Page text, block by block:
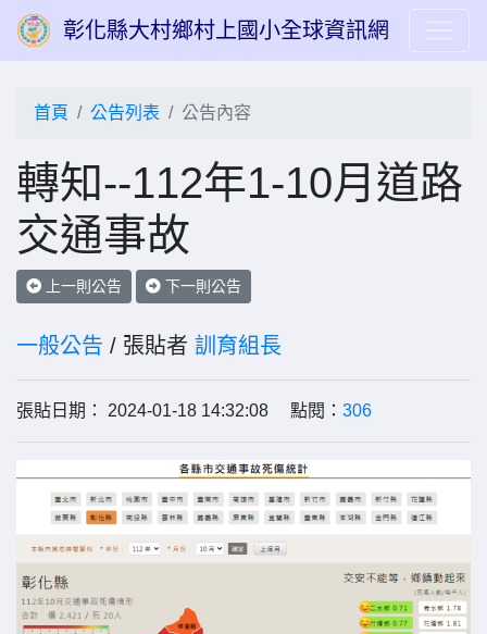
彰化縣大村鄉村上國小全球資訊網
首頁 公告列表 公告內容
轉知--112年1-10月道路
交通事故
上一則公告 下一則公告
一般公告 / 張貼者 訓育組長
張貼日期： 2024-01-18 14:32:08 點閱： 306